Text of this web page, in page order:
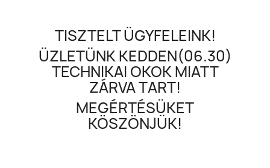
TISZTELT ÜGYFELEINK!
ÜZLETÜNK KEDDEN(06.30)
TECHNIKAI OKOK MIATT
ZÁRVA TART!
MEGÉRTÉSÜKET
KÖSZÖNJÜK!